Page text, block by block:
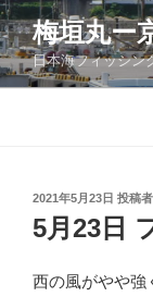
コ
ン
テ
ン
梅垣丸
日本海フィッシ
投
稿
日:
2021年5月23日 投稿
5月23日
西の風がやや強